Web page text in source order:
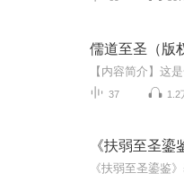
儒道至圣（版
37 1.2
《扶弱至圣